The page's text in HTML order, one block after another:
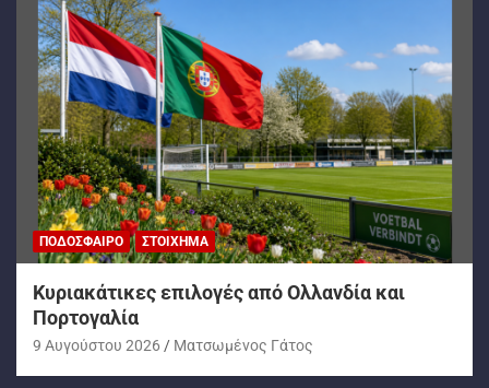
ΠΟΔΌΣΦΑΙΡΟ ΣΤΟΊΧΗΜΑ
Kυριακάτικες επιλογές από Ολλανδία και
Πορτογαλία
9 Αυγούστου 2026 Ματσωμένος Γάτος